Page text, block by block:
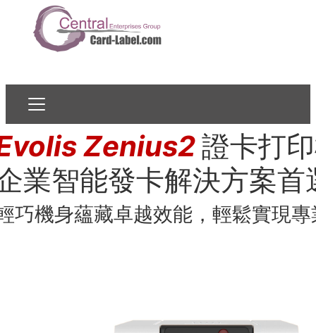
Zenius2證卡打
業智能發卡解決方案首
巧機身蘊藏卓越效能，輕鬆實現